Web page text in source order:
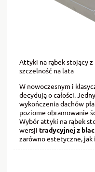
Attyki na rąbek stojący
szczelność na lata
W nowoczesnym i
decydują o całości.
wykończenia dachów
poziome obramowanie
Wybór attyki na rąbek
wersji tradycyjnej z
zarówno estetyczne,